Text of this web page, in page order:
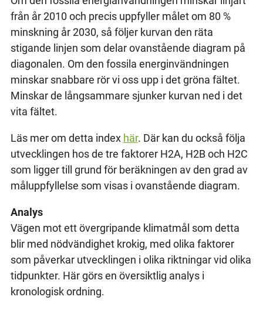
från år 2010 och precis uppfyller målet om 80 %
minskning år 2030, så följer kurvan den räta
stigande linjen som delar ovanstående diagram på
diagonalen. Om den fossila energinvändningen
minskar snabbare rör vi oss upp i det gröna fältet.
Minskar de långsammare sjunker kurvan ned i det
vita fältet.
Läs mer om detta index här. Där kan du också följa
utvecklingen hos de tre faktorer H2A, H2B och H2C
som ligger till grund för beräkningen av den grad av
måluppfyllelse som visas i ovanstående diagram.
Analys
Vägen mot ett övergripande klimatmål som detta
blir med nödvändighet krokig, med olika faktorer
som påverkar utvecklingen i olika riktningar vid olika
tidpunkter. Här görs en översiktlig analys i
kronologisk ordning.